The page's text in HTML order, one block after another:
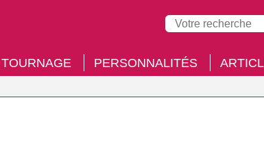
PERSONNALITÉS